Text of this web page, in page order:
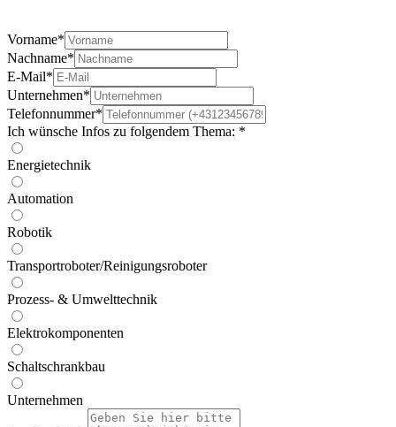
Vorname*
Nachname*
E-Mail*
Unternehmen*
Telefonnummer*
Ich wünsche Infos zu folgendem Thema: *
Energietechnik
Automation
Robotik
Transportroboter/Reinigungsroboter
Prozess- & Umwelttechnik
Elektrokomponenten
Schaltschrankbau
Unternehmen